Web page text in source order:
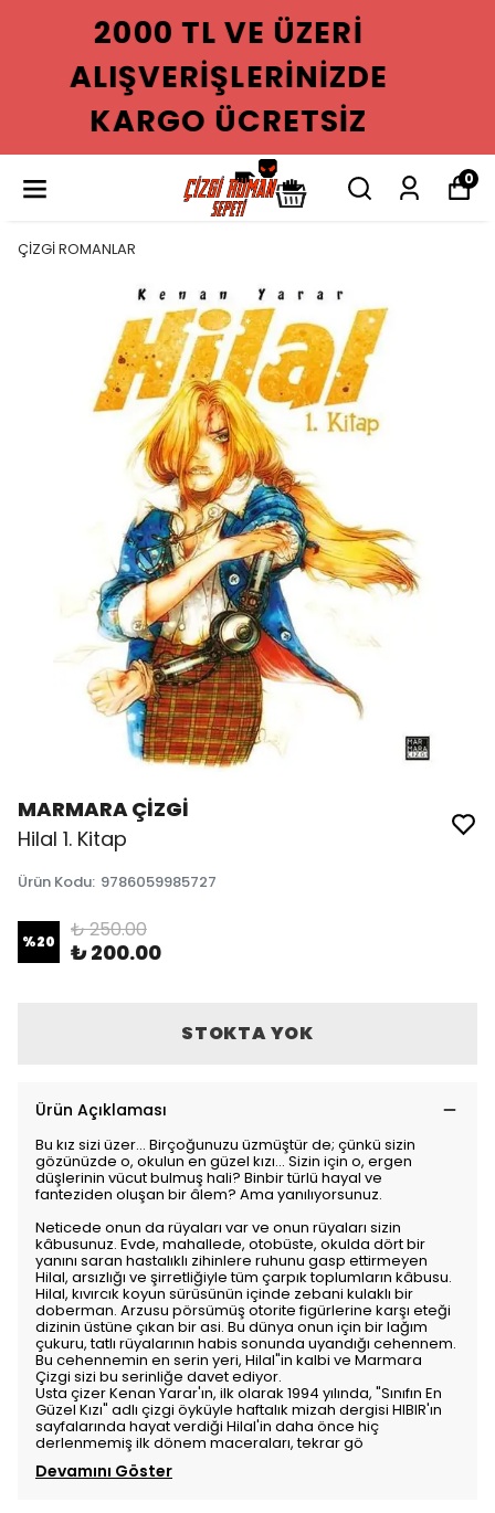
2000 TL VE ÜZERI
ALIŞVERIŞLERINIZDE
KARGO ÜCRETSIZ
0
ÇİZGİ ROMANLAR
MARMARA ÇİZGİ
Hilal 1. Kitap
Ürün Kodu: 9786059985727
%20 ₺ 250.00
₺ 200.00
STOKTA YOK
Ürün Açıklaması
Bu kız sizi üzer... Birçoğunuzu üzmüştür de; çünkü sizin
gözünüzde o, okulun en güzel kızı... Sizin için o, ergen
düşlerinin vücut bulmuş hali? Binbir türlü hayal ve
fanteziden oluşan bir âlem? Ama yanılıyorsunuz.
Neticede onun da rüyaları var ve onun rüyaları sizin
kâbusunuz. Evde, mahallede, otobüste, okulda dört bir
yanını saran hastalıklı zihinlere ruhunu gasp ettirmeyen
Hilal, arsızlığı ve şirretliğiyle tüm çarpık toplumların kâbusu.
Hilal, kıvırcık koyun sürüsünün içinde zebani kulaklı bir
doberman. Arzusu pörsümüş otorite figürlerine karşı eteği
dizinin üstüne çıkan bir asi. Bu dünya onun için bir lağım
çukuru, tatlı rüyalarının habis sonunda uyandığı cehennem.
Bu cehennemin en serin yeri, Hilal"in kalbi ve Marmara
Çizgi sizi bu serinliğe davet ediyor.
Usta çizer Kenan Yarar'ın, ilk olarak 1994 yılında, "Sınıfın En
Güzel Kızı" adlı çizgi öyküyle haftalık mizah dergisi HIBIR'ın
sayfalarında hayat verdiği Hilal'in daha önce hiç
derlenmemiş ilk dönem maceraları, tekrar gö
Devamını Göster